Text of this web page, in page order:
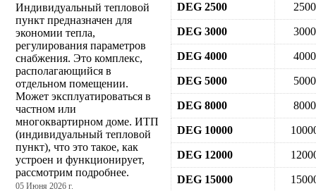
Индивидуальный тепловой
пункт предназначен для
экономии тепла,
регулирования параметров
снабжения. Это комплекс,
располагающийся в
отдельном помещении.
Может эксплуатироваться в
частном или
многоквартирном доме. ИТП
(индивидуальный тепловой
пункт), что это такое, как
устроен и функционирует,
рассмотрим подробнее.
05 Июня 2026 г.
DEG 2500 2500
DEG 3000 3000
DEG 4000 4000
DEG 5000 5000
DEG 8000 8000
DEG 10000
DEG 12000
DEG 15000